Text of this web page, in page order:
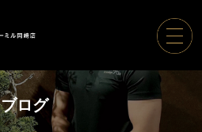
ホーム
ブログ